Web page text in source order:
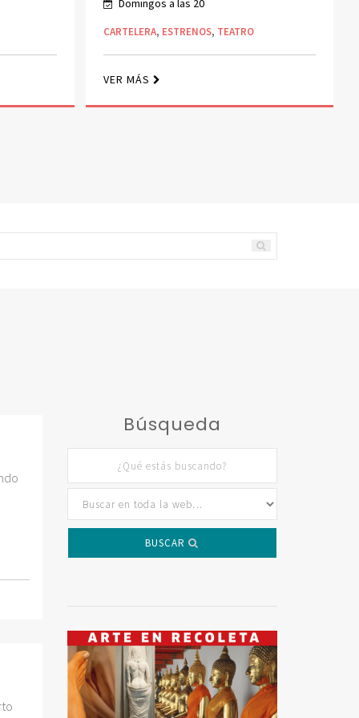
Concertar cita:
karinaconen@hotmail.com
ARTES PLÁSTICAS,EXPOSICIONES
VER MÁS
Búsqueda
BUSCAR